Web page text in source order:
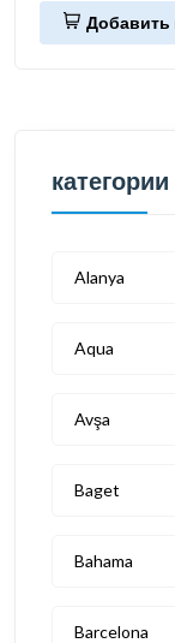
Добавить
категории
Alanya
Aqua
Avşa
Baget
Bahama
Barcelona